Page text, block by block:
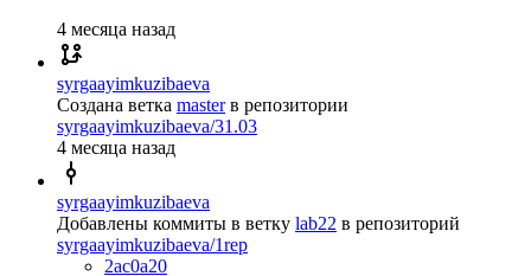
4 месяца назад
syrgaayimkuzibaeva
Создана ветка master в репозитории
syrgaayimkuzibaeva/31.03
4 месяца назад
syrgaayimkuzibaeva
Добавлены коммиты в ветку lab22 в репозиторий
syrgaayimkuzibaeva/1rep
2ac0a20